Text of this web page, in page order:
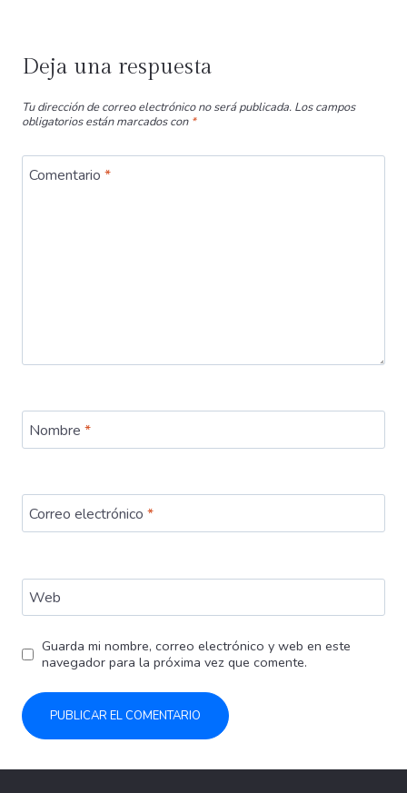
Deja una respuesta
Tu dirección de correo electrónico no será publicada. Los campos
obligatorios están marcados con *
Comentario *
Nombre *
Correo electrónico *
Web
Guarda mi nombre, correo electrónico y web en este
navegador para la próxima vez que comente.